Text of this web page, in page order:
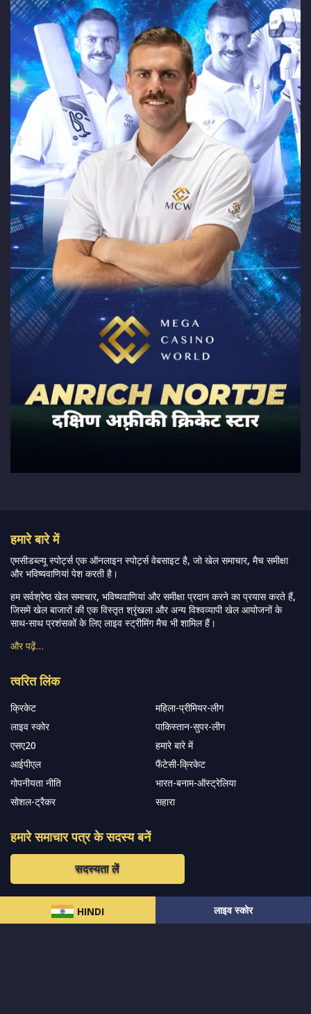
HINDI लाइव स्कोर
हमारे बारे में
एमसीडब्ल्यू स्पोर्ट्स एक ऑनलाइन स्पोर्ट्स वेबसाइट है, जो खेल समाचार, मैच समीक्षा
और भविष्यवाणियां पेश करती है।
हम सर्वश्रेष्ठ खेल समाचार, भविष्यवाणियां और समीक्षा प्रदान करने का प्रयास करते हैं,
जिसमें खेल बाजारों की एक विस्तृत श्रृंखला और अन्य विश्वव्यापी खेल आयोजनों के
साथ-साथ प्रशंसकों के लिए लाइव स्ट्रीमिंग मैच भी शामिल हैं।
और पढ़ें…
त्वरित लिंक
क्रिकेट
महिला-प्रीमियर-लीग
लाइव स्कोर
पाकिस्तान-सुपर-लीग
एसए20
हमारे बारे में
आईपीएल
फैंटेसी-क्रिकेट
गोपनीयता नीति
भारत-बनाम-ऑस्ट्रेलिया
सोशल-ट्रैकर
सहारा
हमारे समाचार पत्र के सदस्य बनें
सदस्यता लें
हमारा अनुसरण करें और नवीनतम अपडेट प्राप्त करेंs